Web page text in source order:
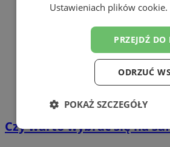
Czy warto wybrać się na
Ustawieniach plików cookie.
PRZEJDŹ DO
ODRZUĆ
POKAŻ SZCZEGÓŁY
Niezbędne